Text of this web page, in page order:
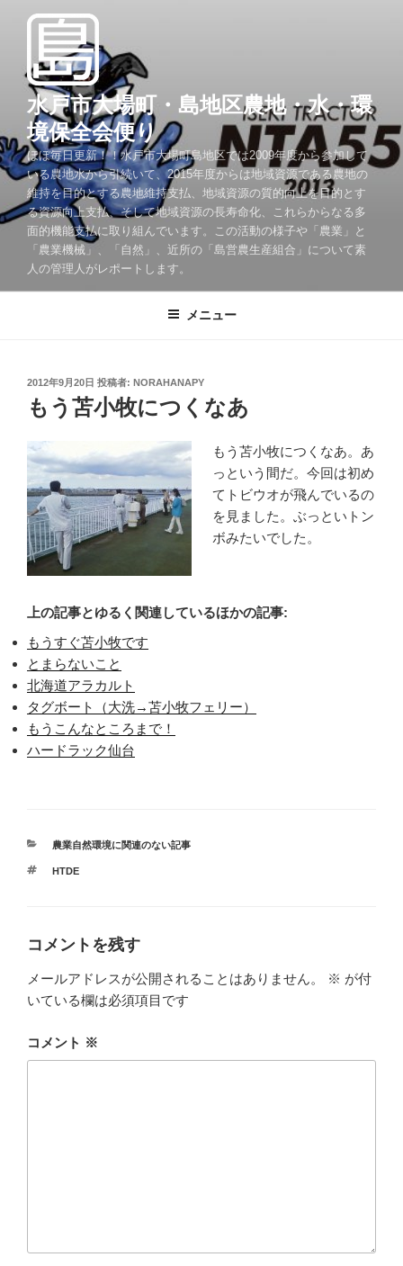
ス
キ
ッ
水戸市大場町・島地区農地・水・環
境保全会便り
ほぼ毎日更新！！水戸市大場町島地区では2009年度から参加して
いる農地水から引続いて、2015年度からは地域資源である農地の
維持を目的とする農地維持支払、地域資源の質的向上を目的とす
る資源向上支払、そして地域資源の長寿命化、これらからなる多
面的機能支払に取り組んでいます。この活動の様子や「農業」と
「農業機械」、「自然」、近所の「島営農生産組合」について素
人の管理人がレポートします。
メニュー
投
稿
日:
2012年9月20日 投稿者: NORAHANAPY
もう苫小牧につくなあ
もう苫小牧につくなあ。あ
っという間だ。今回は初め
てトビウオが飛んでいるの
を見ました。ぶっといトン
ボみたいでした。
上の記事とゆるく関連しているほかの記事:
もうすぐ苫小牧です
とまらないこと
北海道アラカルト
タグボート（大洗→苫小牧フェリー）
もうこんなところまで！
ハードラック仙台
カ
ゴ
農業自然環境に関連のない記事
タ
HTDE
コメントを残す
メールアドレスが公開されることはありません。 ※ が付
いている欄は必須項目です
コメント ※